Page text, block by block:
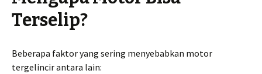
Terselip?
Beberapa faktor yang sering menyebabkan motor
tergelincir antara lain: